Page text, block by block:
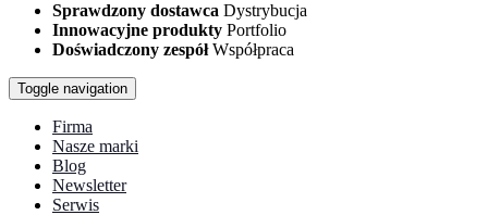
Sprawdzony dostawca Dystrybucja
Innowacyjne produkty Portfolio
Doświadczony zespół Współpraca
Toggle navigation
Firma
Nasze marki
Blog
Newsletter
Serwis